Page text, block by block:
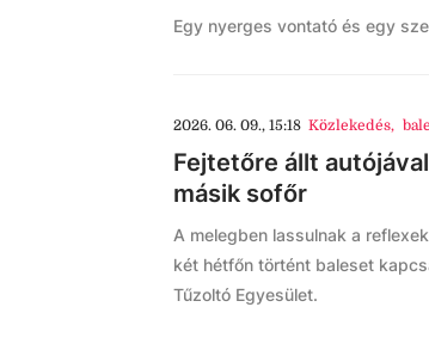
Egy nyerges vontató és egy
2026. 06. 09., 15:18 Közlekedés,
Fejtetőre állt
másik sofőr
A melegben lassulnak a
két hétfőn történt baleset
Tűzoltó Egyesület.